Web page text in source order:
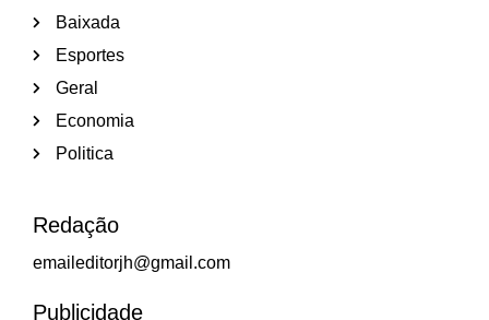
Baixada
Esportes
Geral
Economia
Politica
Redação
emaileditorjh@gmail.com
Publicidade